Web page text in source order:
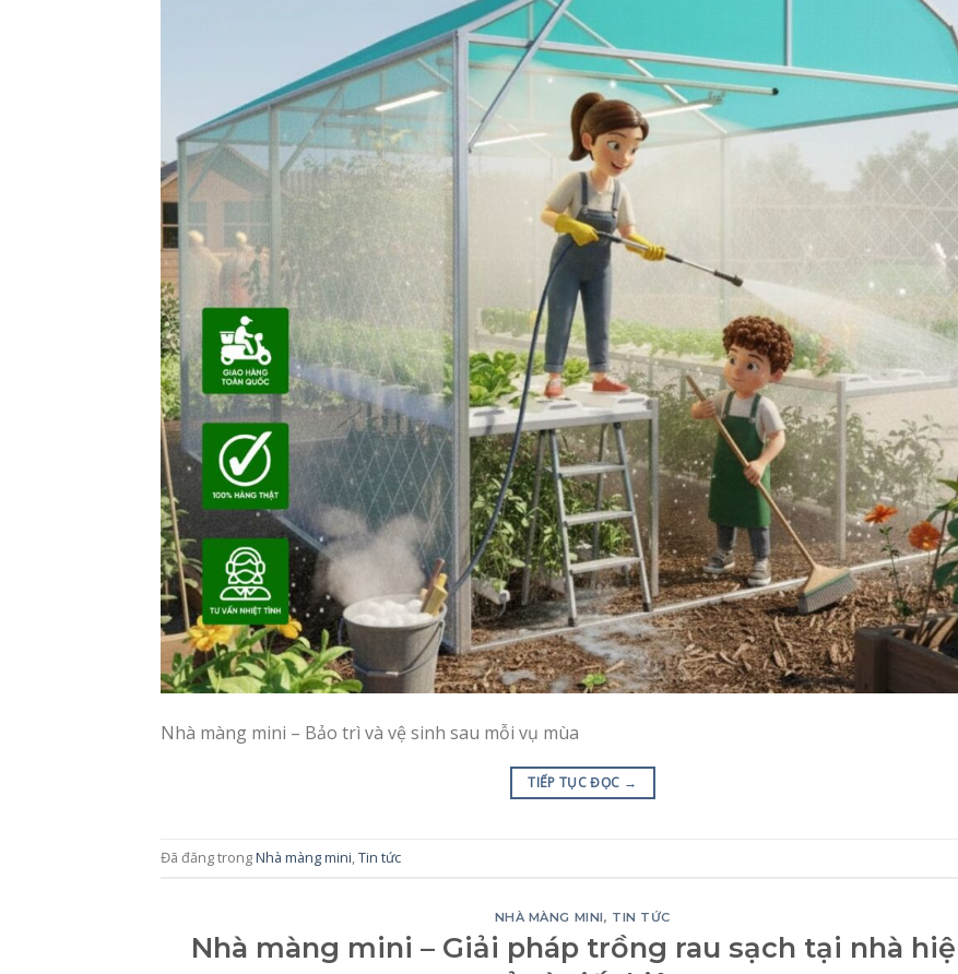
Nhà màng mini – Bảo trì và vệ sinh sau mỗi vụ mùa
TIẾP TỤC ĐỌC →
Đã đăng trongNhà màng mini,Tin tức
NHÀ MÀNG MINI, TIN TỨC
Nhà màng mini – Giải pháp trồng rau sạch tại nhà